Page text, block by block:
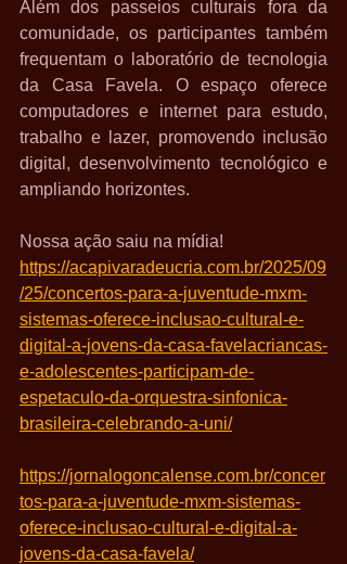
Além dos passeios culturais fora da
comunidade, os participantes também
frequentam o laboratório de tecnologia
da Casa Favela. O espaço oferece
computadores e internet para estudo,
trabalho e lazer, promovendo inclusão
digital, desenvolvimento tecnológico e
ampliando horizontes.
Nossa ação saiu na mídia!
https://acapivaradeucria.com.br/2025/09
/25/concertos-para-a-juventude-mxm-
sistemas-oferece-inclusao-cultural-e-
digital-a-jovens-da-casa-favelacriancas-
e-adolescentes-participam-de-
espetaculo-da-orquestra-sinfonica-
brasileira-celebrando-a-uni/
https://jornalogoncalense.com.br/concer
tos-para-a-juventude-mxm-sistemas-
oferece-inclusao-cultural-e-digital-a-
jovens-da-casa-favela/